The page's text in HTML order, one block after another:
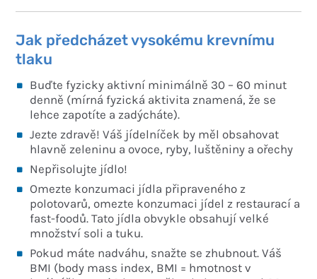
Jak předcházet vysokému krevnímu
tlaku
Buďte fyzicky aktivní minimálně 30 – 60 minut
denně (mírná fyzická aktivita znamená, že se
lehce zapotíte a zadýcháte).
Jezte zdravě! Váš jídelníček by měl obsahovat
hlavně zeleninu a ovoce, ryby, luštěniny a ořechy
Nepřisolujte jídlo!
Omezte konzumaci jídla připraveného z
polotovarů, omezte konzumaci jídel z restaurací a
fast-foodů. Tato jídla obvykle obsahují velké
množství soli a tuku.
Pokud máte nadváhu, snažte se zhubnout. Váš
BMI (body mass index, BMI = hmotnost v